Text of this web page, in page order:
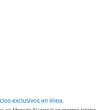
exclusivos en línea.